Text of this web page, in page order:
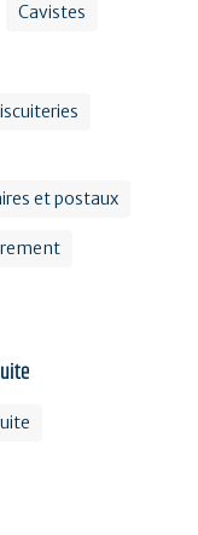
Cavistes
et postaux